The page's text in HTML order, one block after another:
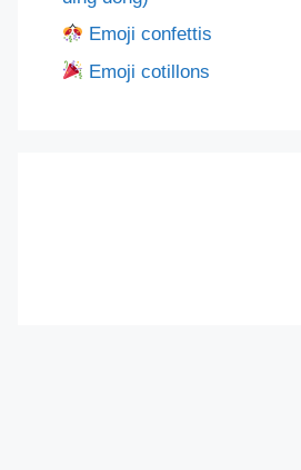
Emoji confettis
Emoji cotillons